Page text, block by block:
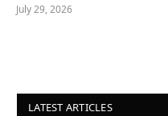
July 29, 2026
LATEST ARTICLES